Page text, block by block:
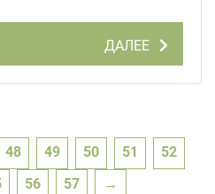
ДАЛЕЕ
48 49 50 51
52
56 57 →